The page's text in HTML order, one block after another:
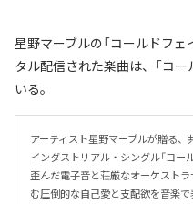
星野マーブルの「コールドフ
タル配信された楽曲は、「コー
いる。
アーティスト星野マーブルが贈る
インダストリアル・シングル「コール
歪んだ電子音と荘厳なオーケスト
む圧倒的な自己愛と支配欲を音楽で